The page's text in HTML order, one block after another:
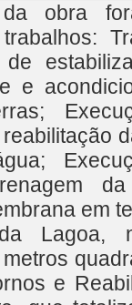
obra
e
em
Lagoa,
e